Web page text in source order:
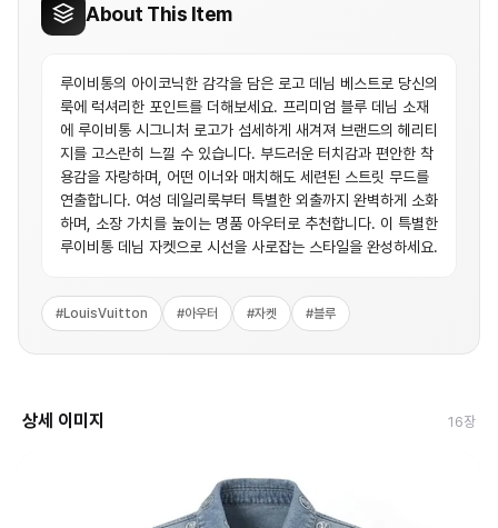
About This Item
루이비통의 아이코닉한 감각을 담은 로고 데님 베스트로 당신의
룩에 럭셔리한 포인트를 더해보세요. 프리미엄 블루 데님 소재
에 루이비통 시그니처 로고가 섬세하게 새겨져 브랜드의 헤리티
지를 고스란히 느낄 수 있습니다. 부드러운 터치감과 편안한 착
용감을 자랑하며, 어떤 이너와 매치해도 세련된 스트릿 무드를
연출합니다. 여성 데일리룩부터 특별한 외출까지 완벽하게 소화
하며, 소장 가치를 높이는 명품 아우터로 추천합니다. 이 특별한
루이비통 데님 자켓으로 시선을 사로잡는 스타일을 완성하세요.
#LouisVuitton #아우터 #자켓 #블루
상세 이미지 16장